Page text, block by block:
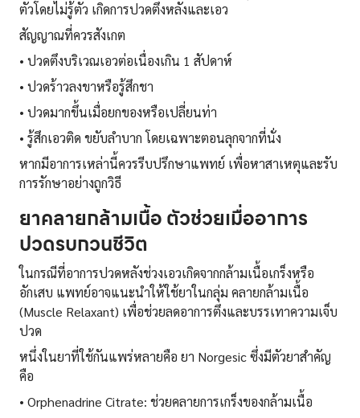
ตัวโดยไม่รู้ตัว เกิดการปวดตึงหลังและเอว
สัญญาณที่ควรสังเกต
• ปวดตึงบริเวณเอวต่อเนื่องเกิน 1 สัปดาห์
• ปวดร้าวลงขาหรือรู้สึกชา
• ปวดมากขึ้นเมื่อยกของหรือเปลี่ยนท่า
• รู้สึกเอวติด ขยับลำบาก โดยเฉพาะตอนลุกจากที่นั่ง
หากมีอาการเหล่านี้ควรรีบปรึกษาแพทย์ เพื่อหาสาเหตุและรับ
การรักษาอย่างถูกวิธี
ยาคลายกล้ามเนื้อ ตัวช่วยเมื่ออาการ
ปวดรบกวนชีวิต
ในกรณีที่อาการปวดหลังช่วงเอวเกิดจากกล้ามเนื้อเกร็งหรือ
อักเสบ แพทย์อาจแนะนำให้ใช้ยาในกลุ่ม คลายกล้ามเนื้อ
(Muscle Relaxant) เพื่อช่วยลดอาการตึงและบรรเทาความเจ็บ
ปวด
หนึ่งในยาที่ใช้กันแพร่หลายคือ ยา Norgesic ซึ่งมีตัวยาสำคัญ
คือ
• Orphenadrine Citrate: ช่วยคลายการเกร็งของกล้ามเนื้อ